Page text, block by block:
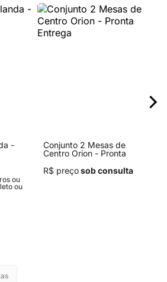
-
ou
ou
Conjunto 2 Mesas de
Centro Orion - Pronta
R$ preçosob consulta